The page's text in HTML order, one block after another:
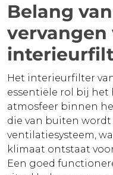
Belang
vervangen
Het interieurfilter
essentiële rol bij het
atmosfeer binnen
die van buiten
ventilatiesysteem,
klimaat ontstaat
Een goed